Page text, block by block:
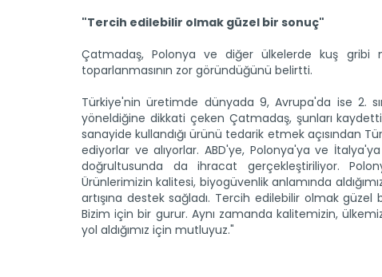
"Tercih edilebilir olmak güzel bir sonuç"
Çatmadaş, Polonya ve diğer ülkelerde kuş gribi
toparlanmasının zor göründüğünü belirtti.
Türkiye'nin üretimde dünyada 9, Avrupa'da ise 2.
yöneldiğine dikkati çeken Çatmadaş, şunları
sanayide kullandığı ürünü tedarik etmek açısından
ediyorlar ve alıyorlar. ABD'ye, Polonya'ya ve
doğrultusunda da ihracat gerçekleştiriliyor.
Ürünlerimizin kalitesi, biyogüvenlik anlamında
artışına destek sağladı. Tercih edilebilir olmak
Bizim için bir gurur. Aynı zamanda kalitemizin,
yol aldığımız için mutluyuz."